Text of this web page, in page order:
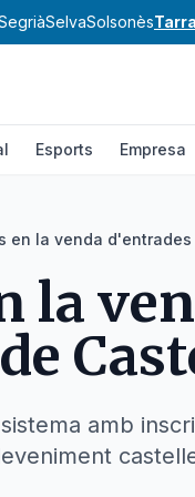
SelvaSolsonès
Esports Empresa
en la venda
la
amb